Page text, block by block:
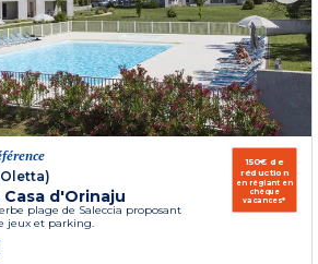
d'Orinaju
plage de Saleccia proposant
jeux et parking.
150€ de
réduction
en réglant en
chèque
vacances*